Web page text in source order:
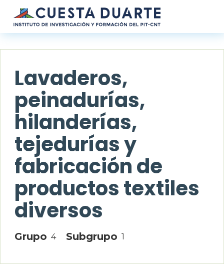
Pasar al contenido principal
Lavaderos,
peinadurías,
hilanderías,
tejedurías y
fabricación de
productos textiles
diversos
Grupo 4 Subgrupo 1